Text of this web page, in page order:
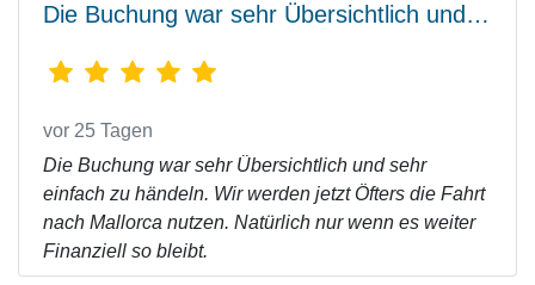
Die Buchung war sehr Übersichtlich und…
vor 25 Tagen
Die Buchung war sehr Übersichtlich und sehr
einfach zu händeln. Wir werden jetzt Öfters die Fahrt
nach Mallorca nutzen. Natürlich nur wenn es weiter
Finanziell so bleibt.